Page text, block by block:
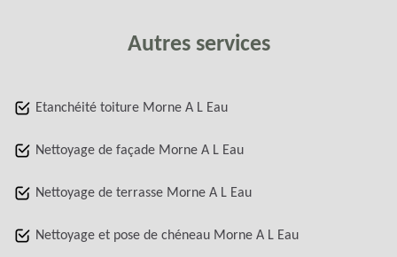
Autres services
Etanchéité toiture Morne A L Eau
Nettoyage de façade Morne A L Eau
Nettoyage de terrasse Morne A L Eau
Nettoyage et pose de chéneau Morne A L Eau